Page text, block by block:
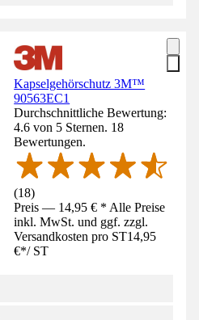
Kapselgehörschutz 3M™
90563EC1
Durchschnittliche Bewertung:
4.6 von 5 Sternen. 18
Bewertungen.
(18)
Preis — 14,95 € * Alle Preise
inkl. MwSt. und ggf. zzgl.
Versandkosten pro ST14,95
€*/ ST